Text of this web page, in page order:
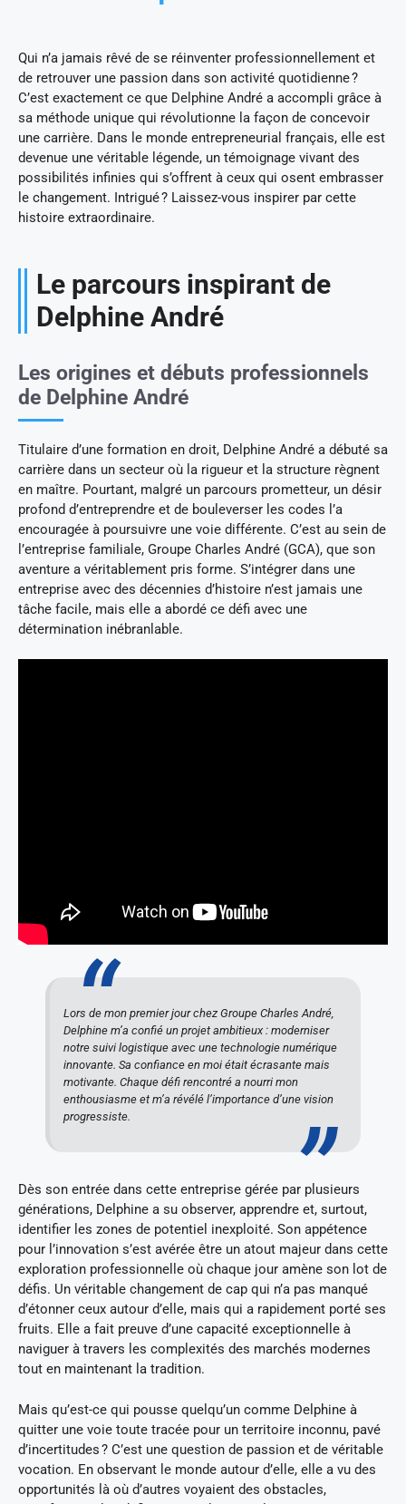
Qui n’a jamais rêvé de se réinventer professionnellement et
de retrouver une passion dans son activité quotidienne ?
C’est exactement ce que Delphine André a accompli grâce à
sa méthode unique qui révolutionne la façon de concevoir
une carrière. Dans le monde entrepreneurial français, elle est
devenue une véritable légende, un témoignage vivant des
possibilités infinies qui s’offrent à ceux qui osent embrasser
le changement. Intrigué ? Laissez-vous inspirer par cette
histoire extraordinaire.
Le parcours inspirant de
Delphine André
Les origines et débuts professionnels
de Delphine André
Titulaire d’une formation en droit, Delphine André a débuté sa
carrière dans un secteur où la rigueur et la structure règnent
en maître. Pourtant, malgré un parcours prometteur, un désir
profond d’entreprendre et de bouleverser les codes l’a
encouragée à poursuivre une voie différente. C’est au sein de
l’entreprise familiale, Groupe Charles André (GCA), que son
aventure a véritablement pris forme. S’intégrer dans une
entreprise avec des décennies d’histoire n’est jamais une
tâche facile, mais elle a abordé ce défi avec une
détermination inébranlable.
Lors de mon premier jour chez Groupe Charles André,
Delphine m’a confié un projet ambitieux : moderniser
notre suivi logistique avec une technologie numérique
innovante. Sa confiance en moi était écrasante mais
motivante. Chaque défi rencontré a nourri mon
enthousiasme et m’a révélé l’importance d’une vision
progressiste.
Dès son entrée dans cette entreprise gérée par plusieurs
générations, Delphine a su observer, apprendre et, surtout,
identifier les zones de potentiel inexploité. Son appétence
pour l’innovation s’est avérée être un atout majeur dans cette
exploration professionnelle où chaque jour amène son lot de
défis. Un véritable changement de cap qui n’a pas manqué
d’étonner ceux autour d’elle, mais qui a rapidement porté ses
fruits. Elle a fait preuve d’une capacité exceptionnelle à
naviguer à travers les complexités des marchés modernes
tout en maintenant la tradition.
Mais qu’est-ce qui pousse quelqu’un comme Delphine à
quitter une voie toute tracée pour un territoire inconnu, pavé
d’incertitudes ? C’est une question de passion et de véritable
vocation. En observant le monde autour d’elle, elle a vu des
opportunités là où d’autres voyaient des obstacles,